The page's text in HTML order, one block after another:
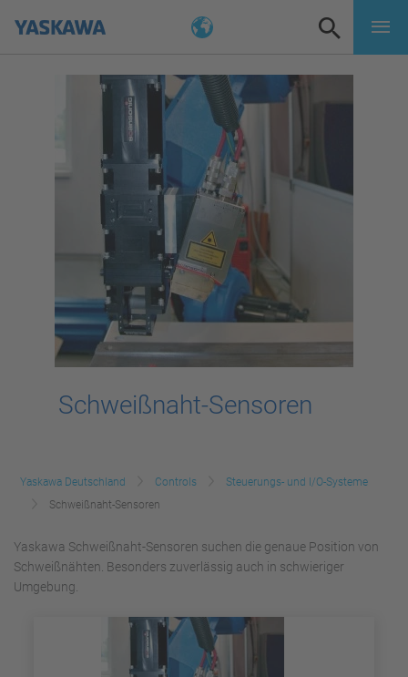
Schweißnaht-Sensoren
Yaskawa Deutschland Controls
Steuerungs- und I/O-Systeme
Schweißnaht-Sensoren
Yaskawa Schweißnaht-Sensoren suchen die genaue Position von
Schweißnähten. Besonders zuverlässig auch in schwieriger
Umgebung.